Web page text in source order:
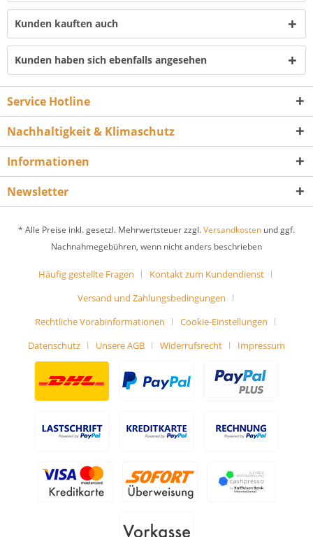
Kunden kauften auch
Kunden haben sich ebenfalls angesehen
Service Hotline
Nachhaltigkeit & Klimaschutz
Informationen
Newsletter
* Alle Preise inkl. gesetzl. Mehrwertsteuer zzgl.Versandkosten und ggf.
Nachnahmegebühren, wenn nicht anders beschrieben
Häufig gestellte Fragen
Kontakt zum Kundendienst
Versand und Zahlungsbedingungen
Rechtliche Vorabinformationen
Cookie-Einstellungen
Datenschutz
Unsere AGB Widerrufsrecht Impressum